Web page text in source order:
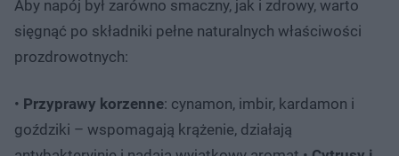
Aby napój był zarówno smaczny, jak i zdrowy, warto
sięgnąć po składniki pełne naturalnych właściwości
prozdrowotnych:
• Przyprawy korzenne: cynamon, imbir, kardamon i
goździki – wspomagają krążenie, działają